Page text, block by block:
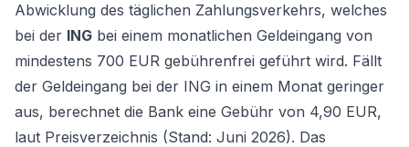
Abwicklung des täglichen Zahlungsverkehrs, welches
bei der ING bei einem monatlichen Geldeingang von
mindestens 700 EUR gebührenfrei geführt wird. Fällt
der Geldeingang bei der ING in einem Monat geringer
aus, berechnet die Bank eine Gebühr von 4,90 EUR,
laut Preisverzeichnis (Stand: Juni 2026). Das